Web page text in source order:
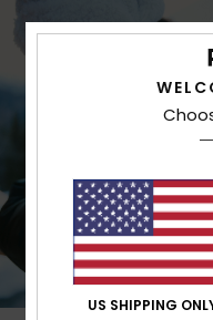
US SHIPPING